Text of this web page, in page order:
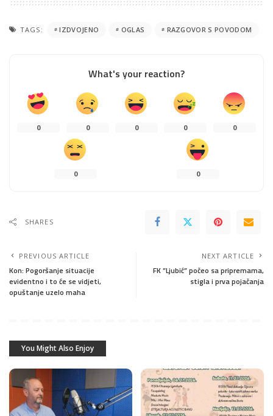
TAGS: IZDVOJENO OGLAS RAZGOVOR S POVODOM
What's your reaction?
0 0 0 0 0
0 0
SHARES
PREVIOUS ARTICLE
Kon: Pogoršanje situacije
evidentno i to će se vidjeti,
opuštanje uzelo maha
NEXT ARTICLE
FK ”Ljubić” počeo sa pripremama,
stigla i prva pojačanja
You Might Also Enjoy